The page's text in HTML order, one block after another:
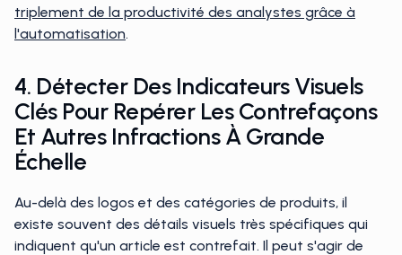
triplement de la productivité des analystes grâce à
l'automatisation.
4. Détecter Des Indicateurs Visuels
Clés Pour Repérer Les Contrefaçons
Et Autres Infractions À Grande
Échelle
Au-delà des logos et des catégories de produits, il
existe souvent des détails visuels très spécifiques qui
indiquent qu'un article est contrefait. Il peut s'agir de